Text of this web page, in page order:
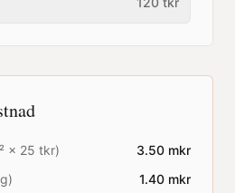
× 25 tkr) 3.50 mkr
) 1.40 mkr